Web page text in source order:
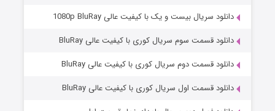
مردگان متحرک: شهر مرده ۳
دانلود سریال بیست و یک با کیفیت عالی 1080p BluRay
دانلود قسمت سوم سریال کوری با کیفیت عالی BluRay
دانلود قسمت دوم سریال کوری با کیفیت عالی BluRay
دانلود قسمت اول سریال کوری با کیفیت عالی BluRay